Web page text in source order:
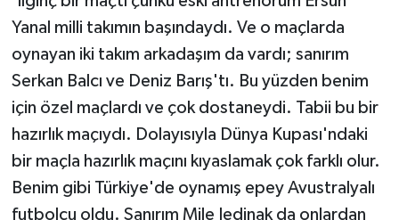
Yanal milli takımın başındaydı. Ve o maçlarda
oynayan iki takım arkadaşım da vardı; sanırım
Serkan Balcı ve Deniz Barış'tı. Bu yüzden benim
için özel maçlardı ve çok dostaneydi. Tabii bu bir
hazırlık maçıydı. Dolayısıyla Dünya Kupası'ndaki
bir maçla hazırlık maçını kıyaslamak çok farklı olur.
Benim gibi Türkiye'de oynamış epey Avustralyalı
futbolcu oldu. Sanırım Mile Jedinak da onlardan